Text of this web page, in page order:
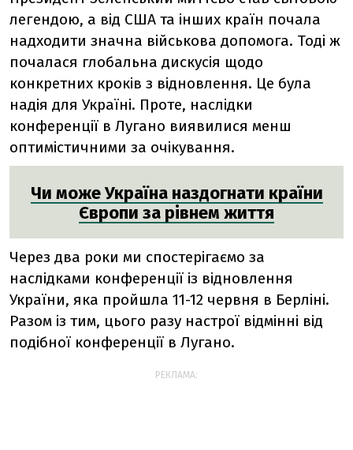
легендою, а від США та інших країн почала
надходити значна військова допомога. Тоді ж
почалася глобальна дискусія щодо
конкретних кроків з відновлення. Це була
надія для Україні. Проте, наслідки
конференції в Лугано виявилися менш
оптимістичними за очікування.
Чи може Україна наздогнати країни
Європи за рівнем життя
Через два роки ми спостерігаємо за
наслідками конференції із відновлення
України, яка пройшла 11-12 червня в Берліні.
Разом із тим, цього разу настрої відмінні від
подібної конференції в Лугано.
РЕКЛАМА: